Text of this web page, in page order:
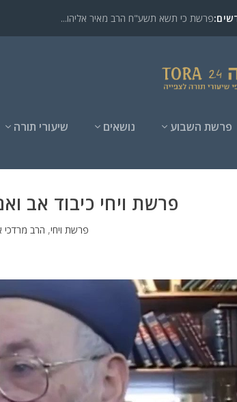
פרשת כי תשא תשע"ח הרב מאיר אליהו...
פרשת השבוע נושאים שיעורי תורה
פרשת ויחי כיבוד אב
פרשת ויחי, הרב מרדכי